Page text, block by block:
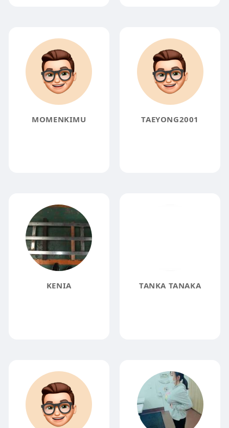
MOMENKIMU TAEYONG2001
KENIA TANKA TANAKA